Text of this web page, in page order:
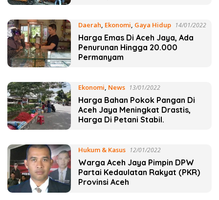
Daerah Ekonomi Gaya Hidup 14/01/2022
Harga Emas Di Aceh Jaya, Ada
Penurunan Hingga 20.000
Permanyam
Ekonomi, News 13/01/2022
Harga Bahan Pokok Pangan Di
Aceh Jaya Meningkat Drastis,
Harga Di Petani Stabil.
Hukum & Kasus 12/01/2022
Warga Aceh Jaya Pimpin DPW
Partai Kedaulatan Rakyat (PKR)
Provinsi Aceh